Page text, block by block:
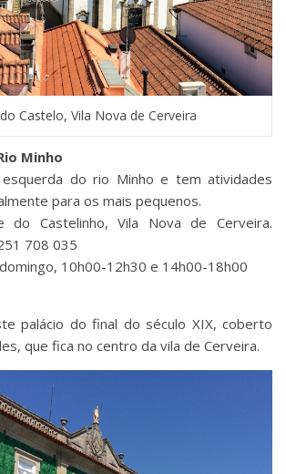
Castelo, Vila Nova de Cerveira
Minho
esquerda do rio Minho e tem atividades
para os mais pequenos.
do Castelinho, Vila Nova de Cerveira.
708 035
10h00-12h30 e 14h00-18h00
palácio do final do século XIX, coberto
que fica no centro da vila de Cerveira.